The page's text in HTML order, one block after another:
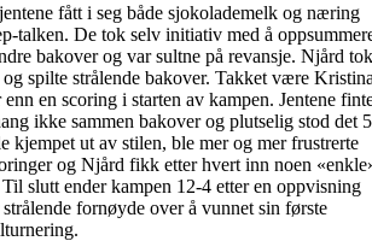
fått i seg både sjokolademelk og næring
talken. De tok selv initiativ med å
bakover og var sultne på revansje. Njård tok
spilte strålende bakover. Takket være
en scoring i starten av kampen. Jentene
ikke sammen bakover og plutselig stod det
kjempet ut av stilen, ble mer og mer frustrerte
og Njård fikk etter hvert inn noen
slutt ender kampen 12-4 etter en oppvisning
fornøyde over å vunnet sin første